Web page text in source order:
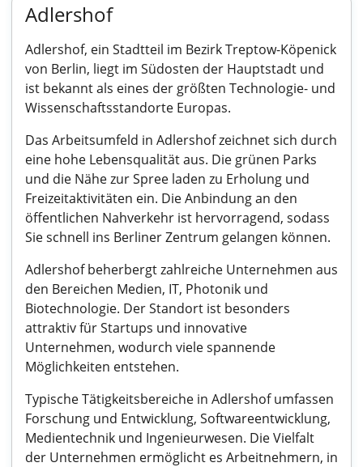
Adlershof
Adlershof, ein Stadtteil im Bezirk Treptow-Köpenick
von Berlin, liegt im Südosten der Hauptstadt und
ist bekannt als eines der größten Technologie- und
Wissenschaftsstandorte Europas.
Das Arbeitsumfeld in Adlershof zeichnet sich durch
eine hohe Lebensqualität aus. Die grünen Parks
und die Nähe zur Spree laden zu Erholung und
Freizeitaktivitäten ein. Die Anbindung an den
öffentlichen Nahverkehr ist hervorragend, sodass
Sie schnell ins Berliner Zentrum gelangen können.
Adlershof beherbergt zahlreiche Unternehmen aus
den Bereichen Medien, IT, Photonik und
Biotechnologie. Der Standort ist besonders
attraktiv für Startups und innovative
Unternehmen, wodurch viele spannende
Möglichkeiten entstehen.
Typische Tätigkeitsbereiche in Adlershof umfassen
Forschung und Entwicklung, Softwareentwicklung,
Medientechnik und Ingenieurwesen. Die Vielfalt
der Unternehmen ermöglicht es Arbeitnehmern, in